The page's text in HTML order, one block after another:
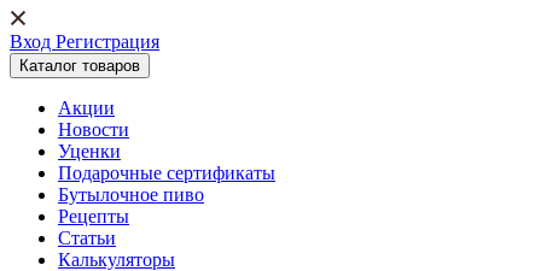
Вход Регистрация
Каталог товаров
Акции
Новости
Уценки
Подарочные сертификаты
Бутылочное пиво
Рецепты
Статьи
Калькуляторы